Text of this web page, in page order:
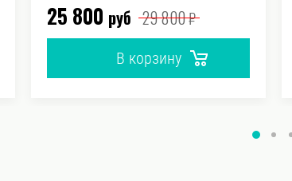
25 800 руб 29 800₽
В корзину